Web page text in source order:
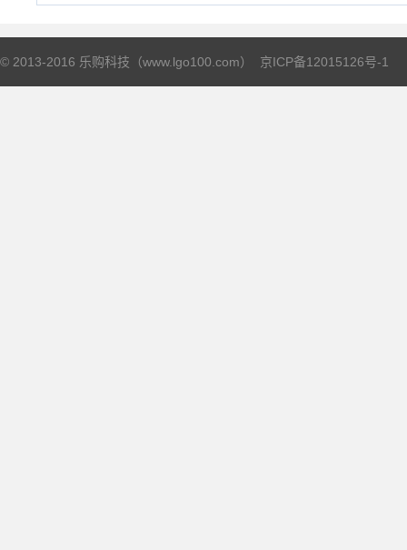
© 2013-2016 乐购科技（www.lgo100.com） 京ICP备12015126号-1